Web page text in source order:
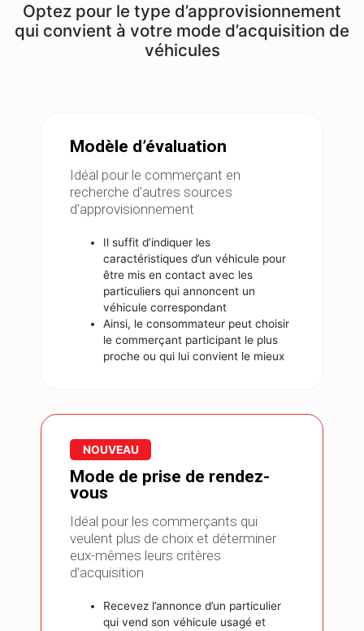
Optez pour le type d’approvisionnement
qui convient à votre mode d’acquisition de
véhicules
Modèle d’évaluation
Idéal pour le commerçant en
recherche d’autres sources
d’approvisionnement
Il suffit d’indiquer les
caractéristiques d’un véhicule pour
être mis en contact avec les
particuliers qui annoncent un
véhicule correspondant
Ainsi, le consommateur peut choisir
le commerçant participant le plus
proche ou qui lui convient le mieux
NOUVEAU
Mode de prise de rendez-
vous
Idéal pour les commerçants qui
veulent plus de choix et déterminer
eux-mêmes leurs critères
d’acquisition
Recevez l’annonce d’un particulier
qui vend son véhicule usagé et